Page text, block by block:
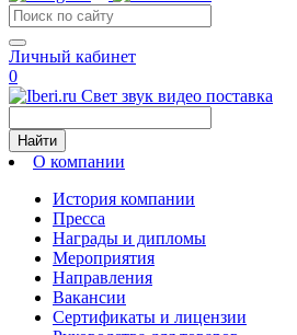
Личный кабинет
0
Свет звук видео поставка
Найти
О компании
История компании
Пресса
Награды и дипломы
Мероприятия
Направления
Вакансии
Сертификаты и лицензии